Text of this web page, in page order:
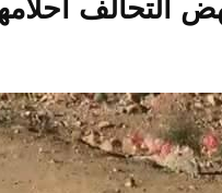
التحالف